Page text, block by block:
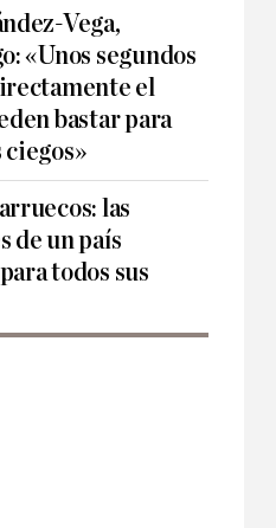
Vega,
«Unos segundos
el
bastar para
las
de un país
todos sus